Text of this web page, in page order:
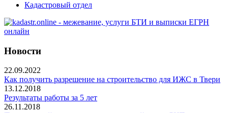
Кадастровый отдел
Новости
22.09.2022
Как получить разрешение на строительство для ИЖС в Твери
13.12.2018
Результаты работы за 5 лет
26.11.2018